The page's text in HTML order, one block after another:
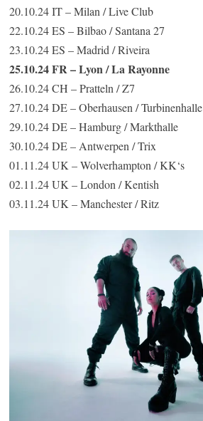
20.10.24 IT – Milan / Live Club
22.10.24 ES – Bilbao / Santana 27
23.10.24 ES – Madrid / Riveira
25.10.24 FR – Lyon / La Rayonne
26.10.24 CH – Pratteln / Z7
27.10.24 DE – Oberhausen / Turbinenhalle
29.10.24 DE – Hamburg / Markthalle
30.10.24 DE – Antwerpen / Trix
01.11.24 UK – Wolverhampton / KK‘s
02.11.24 UK – London / Kentish
03.11.24 UK – Manchester / Ritz